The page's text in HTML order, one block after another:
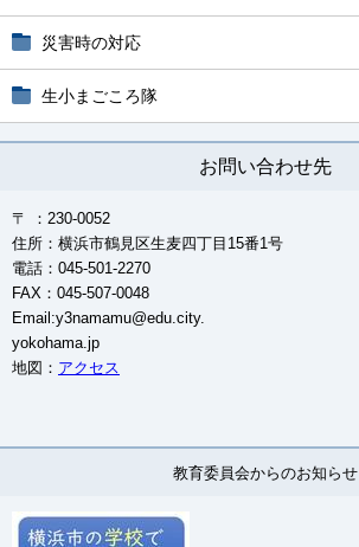
災害時の対応
生小まごころ隊
お問い合わせ先
〒 ：230-0052
住所：横浜市鶴見区生麦四丁目15番1号
電話：045-501-2270
FAX：045-507-0048
Email:y3namamu@edu.city.
yokohama.jp
地図： アクセス
教育委員会からのお知らせ